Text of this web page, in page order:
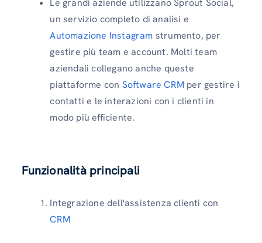
un servizio completo di analisi e
Automazione Instagram strumento, per
gestire più team e account. Molti team
aziendali collegano anche queste
piattaforme con Software CRM per gestire i
contatti e le interazioni con i clienti in
modo più efficiente.
Funzionalità principali
Integrazione dell'assistenza clienti con
CRM